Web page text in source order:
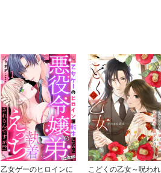
乙女ゲーのヒロインに
こどくの乙女～呪われ